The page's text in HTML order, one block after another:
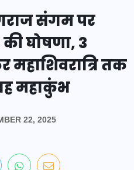
संगम पर
घोषणा, 3
तक
महाकुंभ
22, 2025